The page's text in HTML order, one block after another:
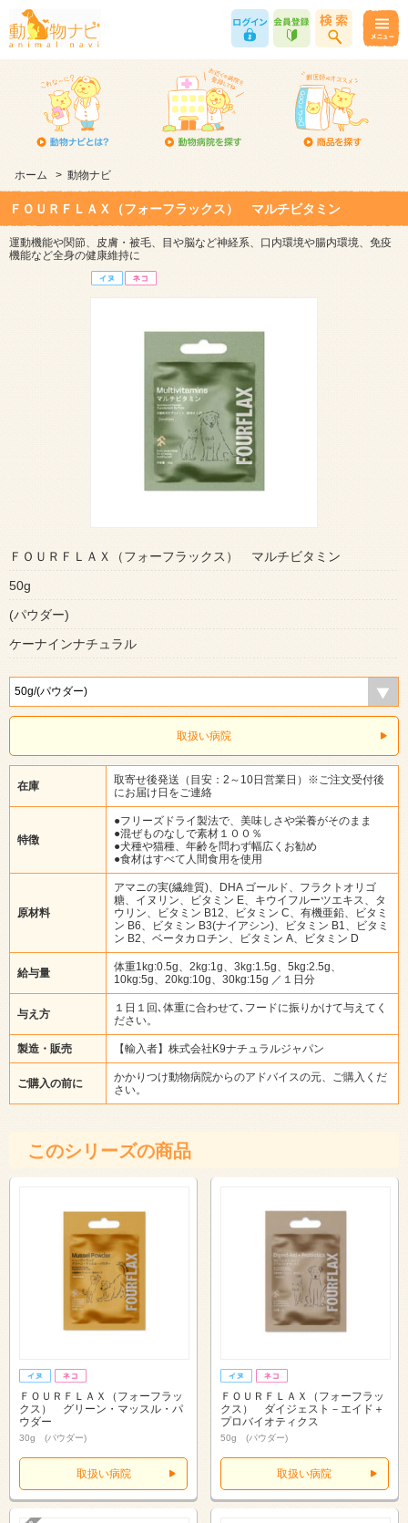
ホーム > 動物ナビ
ＦＯＵＲＦＬＡＸ（フォーフラックス） マルチビタミン
運動機能や関節、皮膚・被毛、目や脳など神経系、口内環境や腸内環境、免疫
機能など全身の健康維持に
ＦＯＵＲＦＬＡＸ（フォーフラックス） マルチビタミン
50g
(パウダー)
ケーナインナチュラル
取扱い病院
在庫
取寄せ後発送（目安：2～10日営業日）※ご注文受付後
にお届け日をご連絡
特徴
●フリーズドライ製法で、美味しさや栄養がそのまま
●混ぜものなしで素材１００％
●犬種や猫種、年齢を問わず幅広くお勧め
●食材はすべて人間食用を使用
原材料
アマニの実(繊維質)、DHA ゴールド、フラクトオリゴ
糖、イヌリン、ビタミン E、キウイフルーツエキス、タ
ウリン、ビタミン B12、ビタミン C、有機亜鉛、ビタミ
ン B6、ビタミン B3(ナイアシン)、ビタミン B1、ビタミ
ン B2、ベータカロチン、ビタミン A、ビタミン D
給与量
体重1kg:0.5g、2kg:1g、3kg:1.5g、5kg:2.5g、
10kg:5g、20kg:10g、30kg:15g ／１日分
与え方
１日１回､体重に合わせて､フードに振りかけて与えてく
ださい。
製造・販売 【輸入者】株式会社K9ナチュラルジャパン
ご購入の前に
かかりつけ動物病院からのアドバイスの元、ご購入くだ
さい。
このシリーズの商品
ＦＯＵＲＦＬＡＸ（フォーフラッ
クス） グリーン・マッスル・パ
ウダー
30g (パウダー)
取扱い病院
ＦＯＵＲＦＬＡＸ（フォーフラッ
クス） ダイジェスト－エイド＋
プロバイオティクス
50g (パウダー)
取扱い病院